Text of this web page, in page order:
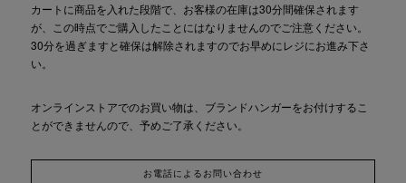
カートに商品を入れた段階で、お客様の在庫は30分間確保されます
が、この時点でご購入したことにはなりませんのでご注意ください。
30分を過ぎますと確保は解除されますのでお早めにレジにお進み下さ
い。
オンラインストアでのお買い物は、ブランドハンガーをお付けするこ
とができませんので、予めご了承ください。
お電話によるお問い合わせ